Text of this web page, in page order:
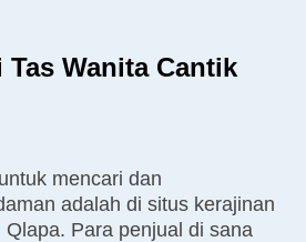
Tas Wanita Cantik
mencari dan
adalah di situs kerajinan
Para penjual di sana